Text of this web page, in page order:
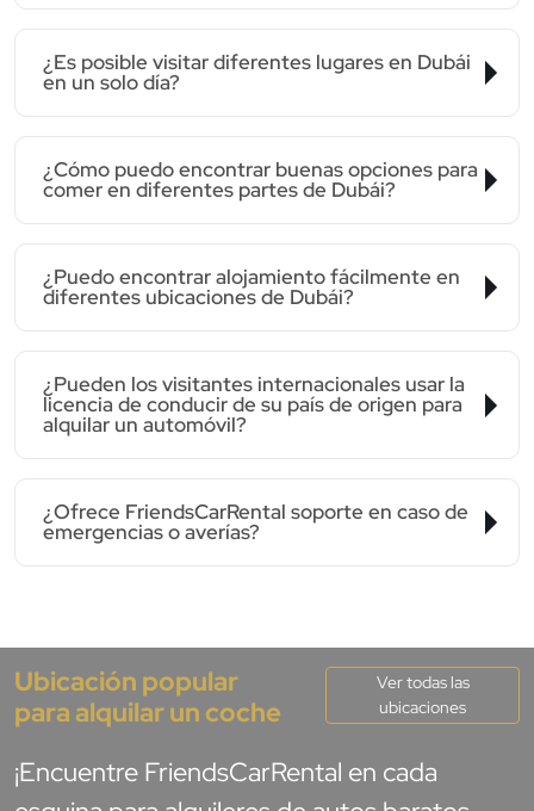
¿Es posible visitar diferentes lugares en Dubái
en un solo día?
¿Cómo puedo encontrar buenas opciones para
comer en diferentes partes de Dubái?
¿Puedo encontrar alojamiento fácilmente en
diferentes ubicaciones de Dubái?
¿Pueden los visitantes internacionales usar la
licencia de conducir de su país de origen para
alquilar un automóvil?
¿Ofrece FriendsCarRental soporte en caso de
emergencias o averías?
Ubicación popular
para alquilar un coche
Ver todas las
ubicaciones
¡Encuentre FriendsCarRental en cada